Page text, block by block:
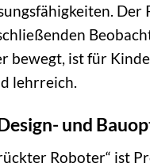
Der
bewegt, ist für
lehrreich.
und
Roboter“ ist